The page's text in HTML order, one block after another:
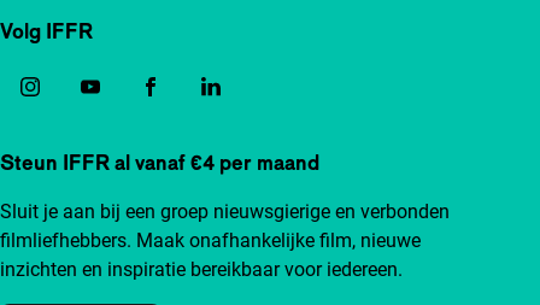
Volg IFFR
Steun IFFR al vanaf €4 per maand
Sluit je aan bij een groep nieuwsgierige en verbonden
filmliefhebbers. Maak onafhankelijke film, nieuwe
inzichten en inspiratie bereikbaar voor iedereen.